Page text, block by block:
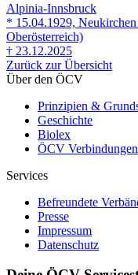
Alpinia-Innsbruck
* 15.04.1929,
Oberösterreich)
† 23.12.2025
Zurück zur Übersicht
Über den ÖCV
Prinzipien &
Geschichte
Biolex
ÖCV Verbindungen
Services
Befreundete
Presse
Impressum
Datenschutz